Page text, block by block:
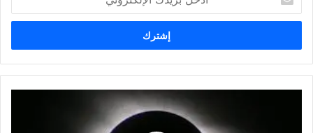
بريدك
الإلكتروني